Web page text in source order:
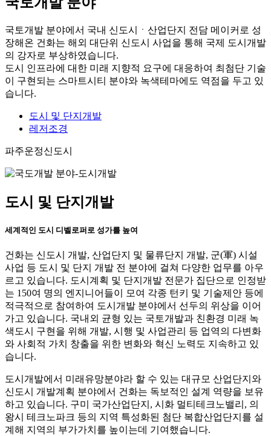
국토개발 분야에서 국내 신도시ㆍ산업단지 전담 메이커로 성
장해온 건화는 해외 대단위 신도시 사업을 통해 국제 도시개발
의 강자로 부상하였습니다.
도시 인프라에 대한 미래 지향적 요구에 대응하여 최첨단 기술
이 구현되는 스마트시티 분야와 녹색테마에도 역점을 두고 있
습니다.
도시 및 단지개발
레저조경
파주운정신도시
도시 및 단지개발
세계적인 도시 디벨로퍼로 성가를 높여
건화는 신도시 개발, 산업단지 및 물류단지 개발, 군(軍) 시설
사업 등 도시 및 단지 개발 전 분야에 걸쳐 다양한 업무를 아우
르고 있습니다. 도시계획 및 단지개발 전문가 집단으로 인정받
는 150여 명의 엔지니어들이 모여 각종 턴키 및 기술제안 등에
적극적으로 참여하여 도시개발 분야에서 선두의 위상을 이어
가고 있습니다. 국내외 균형 있는 국토개발과 친환경 미래 녹
색도시 구현을 위해 개발, 시행 및 사업관리 등 업역의 다변화
와 사회적 가치 창출을 위한 변화와 혁신 노력도 지속하고 있
습니다.
도시개발에서 미래유망분야라 할 수 있는 대규모 산업단지와
신도시 개발계획 분야에서 건화는 독보적인 설계 역량을 보유
하고 있습니다. 구미 국가산업단지, 시화 멀티테크노밸리, 의
왕시 테크노파크 등의 지역 특성화된 첨단 복합산업단지를 설
계해 지역의 부가가치를 높이는데 기여했습니다.